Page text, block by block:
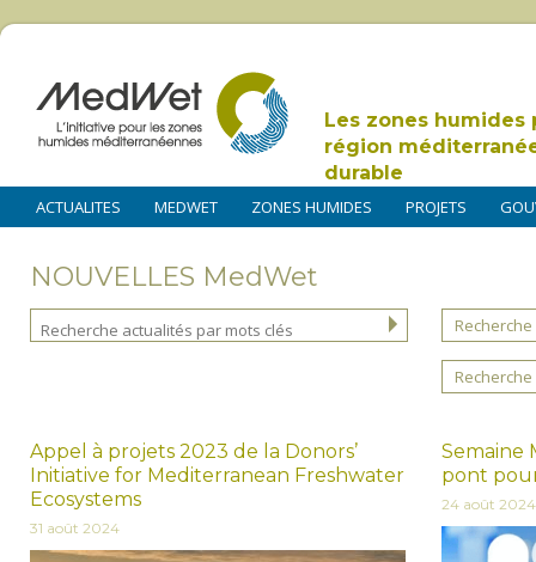
Les zones humides
région
durable
ACTUALITES MEDWET ZONES HUMIDES PROJETS
NOUVELLES MedWet
Appel à projets 2023 de la Donors’
Initiative for Mediterranean Freshwater
Ecosystems
31 août 2024
Semaine
pont
24 août 2024